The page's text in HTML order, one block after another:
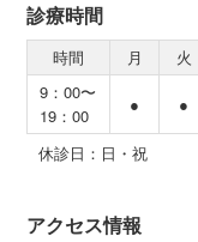
診療時間
時間 月 火
9：00〜
19：00
● ●
休診日：日・祝
アクセス情報